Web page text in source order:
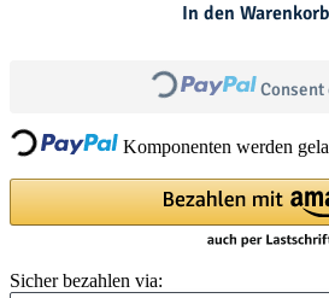
In den Warenkorb
Loading...
Loading... Komponenten werden
Sicher bezahlen via: